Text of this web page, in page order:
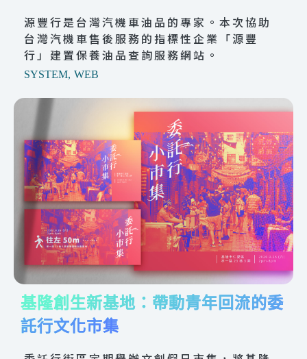
源豐行是台灣汽機車油品的專家。本次協助
台灣汽機車售後服務的指標性企業「源豐
行」建置保養油品查詢服務網站。
SYSTEM, WEB
基隆創生新基地：帶動青年回流的委
託行文化市集